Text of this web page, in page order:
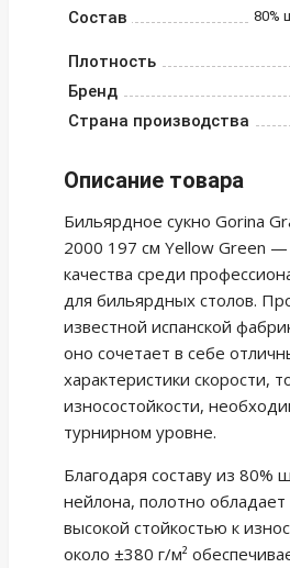
Состав 80%
Плотность
Бренд
Страна производства
Описание товара
Бильярдное сукно Gorina
2000 197 см Yellow Green —
качества среди
для бильярдных столов.
известной испанской
оно сочетает в себе
характеристики скорости,
износостойкости,
турнирном уровне.
Благодаря составу из 80%
нейлона, полотно
высокой стойкостью к
около ±380 г/м²